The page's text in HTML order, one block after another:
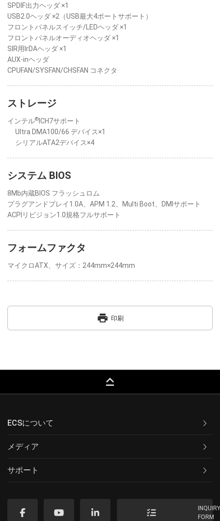
SPDIF出力ヘッダ ×1
USB2.0ヘッダ ×2（USB最大4ポートサポート）
フロントパネルスイッチ/LEDヘッダ ×1
フロントパネルオーディオヘッダ ×1
SIR用IrDAヘッダ ×1
AUX-inヘッダ
CPUFAN/SYSFAN/CHSFAN コネクタ
ストレージ
インテル® ICH7サポート
Ultra DMA100/66 デバイス×1
シリアルATA2デバイス×4
システム BIOS
8Mb内蔵BIOS フラッシュロム
プラグアンドプレイ1.0A、APM 1.2、Multi Boot、DMIサポート
ACPIリビジョン1.0規格フルサポート
フォームファクタ
マイクロATX、サイズ：244mm×244mm
print 印刷
keyboard_capslock
ECSについて
メディア
サポート
FORM